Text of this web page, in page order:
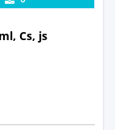
Cs, js